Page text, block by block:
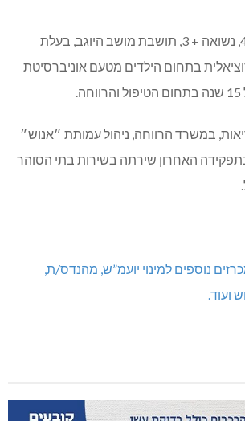
במשרד הרווחה, ניהול עמותת ״אנוש״
האחרון שירתה בשירות בתי הסוהר
נוספים למינוי יועמ”ש, מהנדס/ת,